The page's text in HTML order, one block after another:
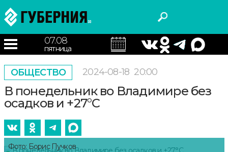
07.08
пятница
ОБЩЕСТВО 2024-08-18 20:00
В понедельник во Владимире без
осадков и +27°С
Фото: Борис Пучков